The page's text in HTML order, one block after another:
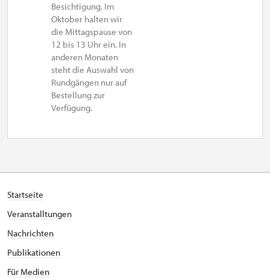
Besichtigung. Im
Oktober halten wir
die Mittagspause von
12 bis 13 Uhr ein. In
anderen Monaten
steht die Auswahl von
Rundgängen nur auf
Bestellung zur
Verfügung.
Startseite
Veranstalltungen
Nachrichten
Publikationen
Für Medien